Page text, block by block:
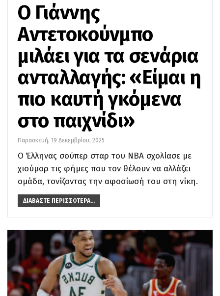
Ο Γιάννης
Αντετοκούνμπο
μιλάει για τα σενάρια
ανταλλαγής: «Είμαι η
πιο καυτή γκόμενα
στο παιχνίδι»
Παρασκευή, 19 Δεκεμβρίου, 2025
Ο Έλληνας σούπερ σταρ του NBA σχολίασε με
χιούμορ τις φήμες που τον θέλουν να αλλάζει
ομάδα, τονίζοντας την αφοσίωσή του στη νίκη.
ΔΙΑΒΆΣΤΕ ΠΕΡΙΣΣΌΤΕΡΑ...